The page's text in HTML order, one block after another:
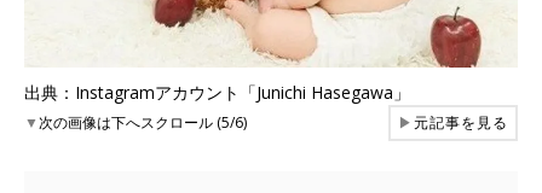
出典：Instagramアカウント「Junichi Hasegawa」
▼次の画像は下へスクロール (5/6) ▶元記事を見る